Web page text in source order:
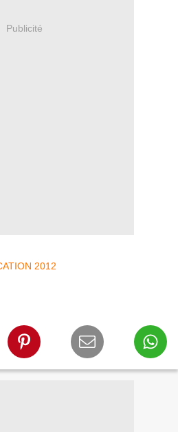
Publicité
2012